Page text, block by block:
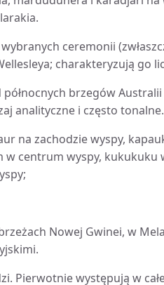
ceremonii
charakteryzują go
północnych brzegów
analityczne i często tonalne.
na zachodzie wyspy,
w centrum wyspy, kukukuku
Nowej Gwinei, w
Pierwotnie występują w